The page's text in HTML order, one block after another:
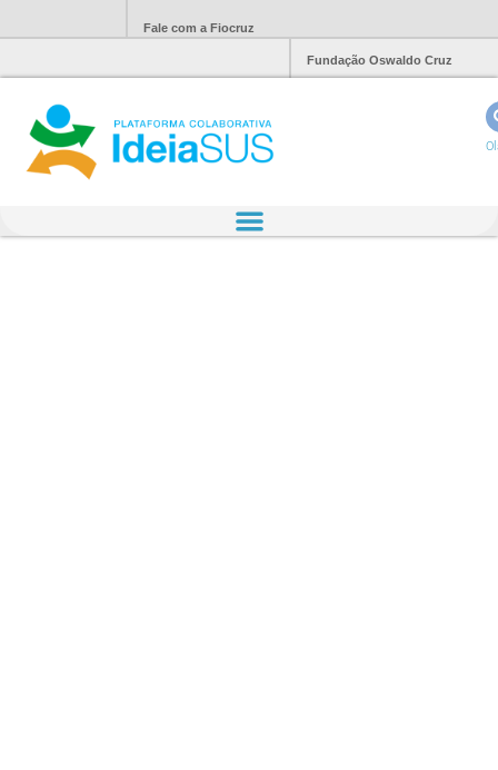
Fale com a Fiocruz
Fundação Oswaldo Cruz